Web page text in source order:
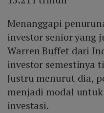
Menanggapi
investor senior yang
Warren Buffet dari
investor semestinya
Justru menurut dia,
menjadi modal
investasi.